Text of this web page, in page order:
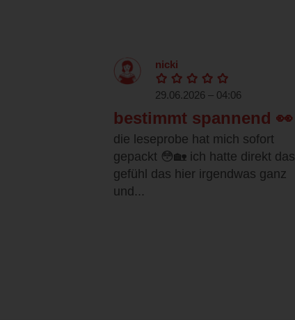
nicki
29.06.2026 – 04:06
bestimmt spannend 👀
die leseprobe hat mich sofort
gepackt 😳🏡 ich hatte direkt das
gefühl das hier irgendwas ganz
und...